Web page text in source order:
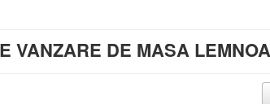
VANZARE DE MASA